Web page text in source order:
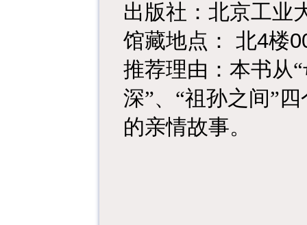
出版社：北京工业
馆藏地点：
北4楼
推荐理由：本书从
深”、“祖孙之间”
的亲情故事。